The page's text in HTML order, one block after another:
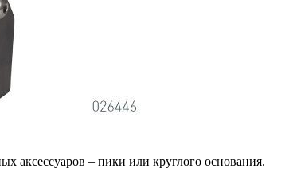
аксессуаров – пики или круглого основания.